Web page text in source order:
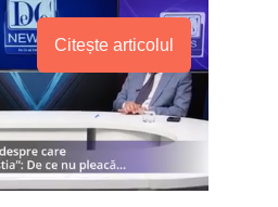
Citește articolul